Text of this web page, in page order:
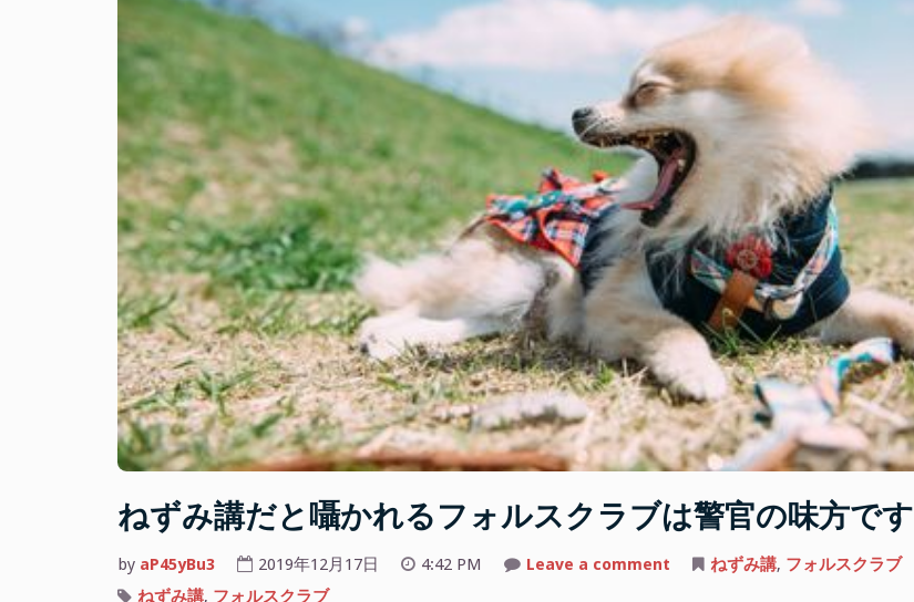
ねずみ講だと囁かれるフォルスクラブは警官の味方です
by aP45yBu3 2019年12月17日 4:42 PM Leave a commenton ねずみ講, フォルスクラブ
ねずみ講, フォルスクラブ